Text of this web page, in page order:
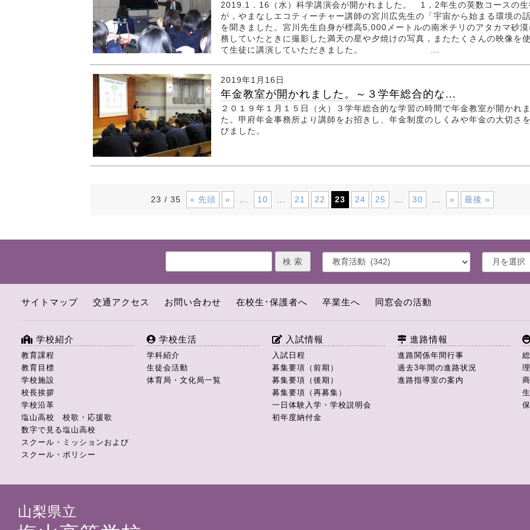
2019.1．16（水）科学講演会が開かれました。 1，2年生の英数コースの生
が，やまなしエコティーチャー講師の宮川広先生の「宇宙から始まる環境の話
を聞きました。宮川先生自身が標高5,000メートルの南米チリのアタカマ砂漠
務していたときに撮影した満天の星や夕焼けの写真，またたくさんの映像を
て生徒に講演していただきました。 ...
2019年1月16日
年金教室が開かれました。～３学年総合的な...
２０１９年１月１５日（火）３学年総合的な学習の時間で年金教室が開かれ
た。甲府年金事務所より講師をお招きし、年金制度のしくみや年金の大切さ
びました。
23 / 35 « 先頭 « ... 10 ... 21 22 23 24 25 ... 30 ... » 最後 »
サイトマップ 交通アクセス お問い合わせ 在校生･保護者へ 卒業生へ 同窓会の活動
学校紹介
教育課程
教育目標
学校施設
校長挨拶
学校沿革
塩山高校 校歌・応援歌
数字で見る塩山高校
スクール・ミッションおよび
スクール・ポリシー
学校生活
学科紹介
生徒会活動
体育局・文化局一覧
入試情報
入試日程
募集要項（前期）
募集要項（後期）
募集要項（再募集）
一日体験入学・学校説明会
初年度納付金
進路情報
進路関係年間行事
過去3年間の進路状況
進路指導室の案内
山梨県立